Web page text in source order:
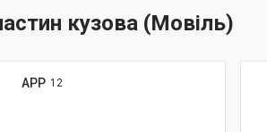
кузова (Мовіль)
APP 12